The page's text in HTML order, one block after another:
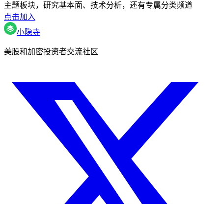
主题板块，研究基本面、技术分析，还有专属分类频道
点击加入
小隐寺
美股和加密投资者交流社区